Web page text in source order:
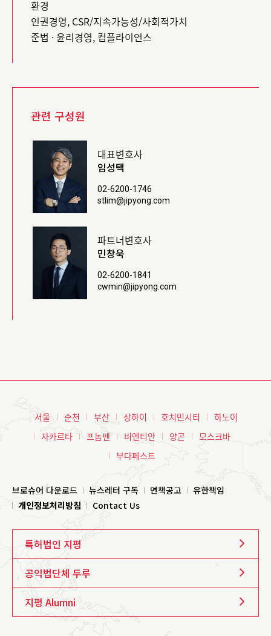
환경
인권경영, CSR/지속가능성/사회적가치
준법 · 윤리경영, 컴플라이언스
관련 구성원
대표변호사
임성택
02-6200-1746
stlim@jipyong.com
파트너변호사
민창욱
02-6200-1841
cwmin@jipyong.com
서울 순천 부산 상하이 호치민시티
하노이
자카르타
프놈펜 비엔티안 양곤
모스크바
부다페스트
브로슈어 다운로드 뉴스레터 구독 면책공고
유한책임
개인정보처리방침
Contact Us
특허법인 지평
공익법단체 두루
지평 Alumni